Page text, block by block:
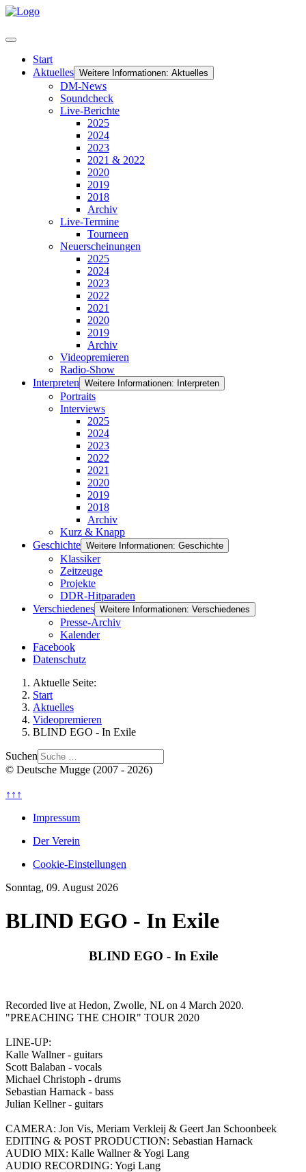
Start
Aktuelles Weitere Informationen: Aktuelles
DM-News
Soundcheck
Live-Berichte
2025
2024
2023
2021 & 2022
2020
2019
2018
Archiv
Live-Termine
Tourneen
Neuerscheinungen
2025
2024
2023
2022
2021
2020
2019
Archiv
Videopremieren
Radio-Show
Interpreten Weitere Informationen: Interpreten
Portraits
Interviews
2025
2024
2023
2022
2021
2020
2019
2018
Archiv
Kurz & Knapp
Geschichte Weitere Informationen: Geschichte
Klassiker
Zeitzeuge
Projekte
DDR-Hitparaden
Verschiedenes Weitere Informationen: Verschiedenes
Presse-Archiv
Kalender
Facebook
Datenschutz
Aktuelle Seite:
Start
Aktuelles
Videopremieren
BLIND EGO - In Exile
Suchen
© Deutsche Mugge (2007 - 2026)
↑↑↑
Impressum
Der Verein
Cookie-Einstellungen
Sonntag, 09. August 2026
BLIND EGO - In Exile
BLIND EGO - In Exile
Recorded live at Hedon, Zwolle, NL on 4 March 2020.
"PREACHING THE CHOIR" TOUR 2020
LINE-UP:
Kalle Wallner - guitars
Scott Balaban - vocals
Michael Christoph - drums
Sebastian Harnack - bass
Julian Kellner - guitars
CAMERA: Jon Vis, Meriam Verkleij & Geert Jan Schoonbeek
EDITING & POST PRODUCTION: Sebastian Harnack
AUDIO MIX: Kalle Wallner & Yogi Lang
AUDIO RECORDING: Yogi Lang